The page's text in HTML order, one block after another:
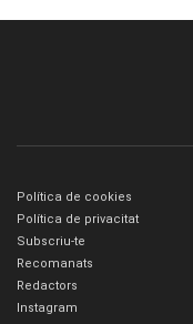
Política de cookies
Política de privacitat
Subscriu-te
Recomanats
Redactors
Instagram